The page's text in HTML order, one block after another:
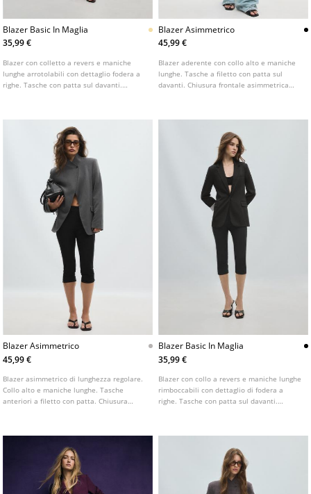
Blazer Basic In Maglia
35,99 €
Blazer con colletto a revers e maniche
lunghe arrotolabili con dettaglio fodera a
righe. Tasche con patta sul davanti.
Blazer Asimmetrico
45,99 €
Blazer aderente con collo alto e maniche
lunghe. Tasche a filetto con patta sul
davanti. Chiusura frontale asimmetrica
Blazer Asimmetrico
45,99 €
Blazer asimmetrico di lunghezza regolare.
Collo alto e maniche lunghe. Tasche
anteriori a filetto con patta. Chiusura
Blazer Basic In Maglia
35,99 €
Blazer con collo a revers e maniche lunghe
rimboccabili con dettaglio di fodera a
righe. Tasche con patta sul davanti.